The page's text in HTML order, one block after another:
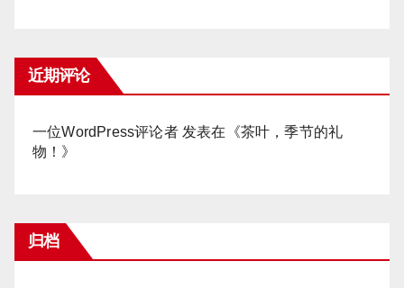
近期评论
一位WordPress评论者发表在《茶叶，季节的礼
物！ 》
归档